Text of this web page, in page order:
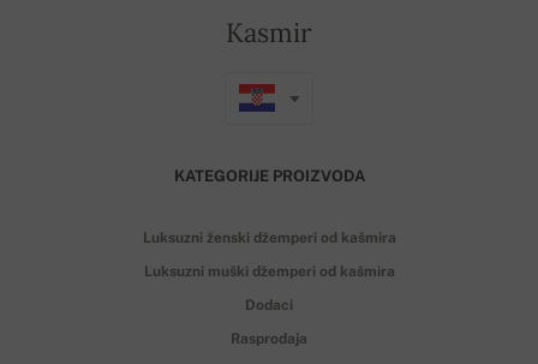
Kasmir
KATEGORIJE PROIZVODA
Luksuzni ženski džemperi od kašmira
Luksuzni muški džemperi od kašmira
Dodaci
Rasprodaja